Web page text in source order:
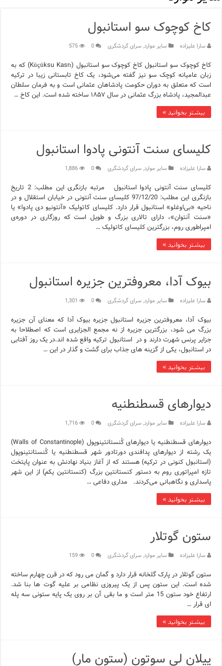
12 اشتباه رایج در دریافت شهروندی ترکیه از طریق خرید ملک
ویژگی‌های رفتاری و اجتماعی در زبان ترکی استانبولی
ویژگی‌های منفی شخصیت در زبان ترکی استانبولی
ویژگی‌های مثبت شخصیت در زبان ترکی استانبولی
موزه افسانه‌های کارتال استانبول؛ سفری به دنیای قصه‌ها در
اجاره خانه در استانبول چگونه است؟ راهنمای کامل در سال 2026
کاخ کوچوک سو استانبول
سارا علیزاده سایر موارد, سرای گردشگری 0
575
کاخ کوچوک سو استانبول کاخ کوچوک سو استانبول (Küçüksu Kasrı) که به
زبان عامیانه کوچک سو نیز گفته می‌شود، یک کاخ تابستانی زیبا در ترکیه
است که متعلق به دوران حکومت پادشاهان عثمانی است و به فرمان سلطان
عبدالمجید، پادشاه بزرگ عثمانی در سال ۱۸۵۷ ساخته شده است. این کاخ …
بیشتر بخوانید »
کلیسای سنت آنتونی پادوا استانبول
سارا علیزاده سایر موارد, سرای گردشگری 0
1,886
کلیسای سنت آنتونی پادوا استانبول مرتبه بازنگری این مطلب: 2 تاریخ
بازنگری این مطلب: 97/12/20 کلیسای سنت آنتونی در خیابان استقلال و در
ناحیه «بی‌اوغلو» استانبول قرار دارد. کلیسای کاتولیک «آنتونیو دی پادوا» یا
«سنت آنتوان»، دارای تالاری بزرگ و طویل است که روزگاری در دوره‌ی
امپراطوری روم، بزرگترین کلیسای کاتولیک …
بیشتر بخوانید »
بیوک آدا، معروفترین جزیره استانبول
سارا علیزاده سایر موارد, سرای گردشگری 0
1,301
بیوک آدا، معروفترین جزیره استانبول جزیره بیوک آدا که معنای آن جزیره
بزرگ می شود، بزرگترین جزیره از نه مجمع الجزایری است که اصطلاحا به
جزایر پرنس شهرت دارند و در استانبول ترکیه واقع شده اند.در یک روز آفتابی
در استانبول، یکی از گزینه های جذاب برای گشت و گذار در این …
بیشتر بخوانید »
دیوارهای قسطنطنیه
سارا علیزاده سایر موارد, سرای گردشگری 0
1,716
دیوارهای قسطنطنیه یا دیوارهای کُنستانتینوپول (Walls of Constantinople)
یک رشته از دیوارهای پدافندی دورتادور شهر قسطنطنیه یا کُنستانتینوپول
(استانبول کنونی در ترکیه) هستند که از آغاز بنیاد نهادنش به عنوان پایتخت
تازه امپراتوری روم به دستور کنستانتین بزرگ (کنستانتین یکم) از این شهر
پاسداری و نگاهبانی می‌کردند. مداری دفاعی …
بیشتر بخوانید »
ستون گوتلار
سارا علیزاده سایر موارد, سرای گردشگری 0
159
ستون گوتلار در پارک گلخانه قرار دارد و گمان می رود که در قرن چهارم ساخته
شده است. این ستون پس از یک پیروزی نظامی بر علیه گوت ها بنا شد.
ارتفاع خود ستون 15 متر است و ما بقی آن بر روی یک پایه ستونی سه پله
ای قرار …
بیشتر بخوانید »
ییلان لی سوتون (ستون مار)